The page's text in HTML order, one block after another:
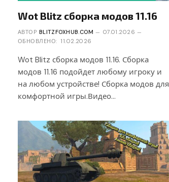
Wot Blitz сборка модов 11.16
АВТОР BLITZFOXHUB.COM
07.01.2026
ОБНОВЛЕНО: 11.02.2026
Wot Blitz сборка модов 11.16. Сборка
модов 11.16 подойдет любому игроку и
на любом устройстве! Сборка модов для
комфортной игры.Видео…